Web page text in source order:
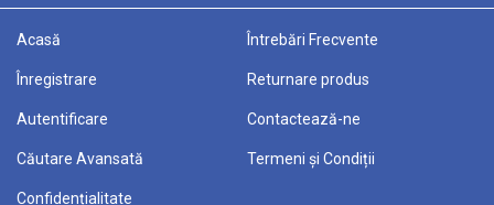
Acasă
Înregistrare
Autentificare
Căutare Avansată
Întrebări Frecvente
Returnare produs
Contactează-ne
Termeni și Condiții
Confidențialitate